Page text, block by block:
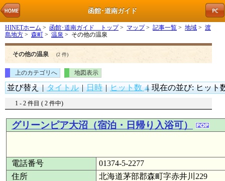
函館･道南ガイド
HINETホーム > 函館･道南ガイド トップ> マップ> 記事一覧 > 地域 > 渡
島地方 > 森町 > 温泉 > その他の温泉
その他の温泉 (2 件)
上のカテゴリへ 地図表示
並び替え | タイトル | 日時 | ヒット数 | 現在の並び: ヒット
1 - 2 件目 ( 2 件中)
グリーンピア大沼（宿泊・日帰り入浴可）
電話番号
01374-5-2277
住所
北海道茅部郡森町字赤井川229